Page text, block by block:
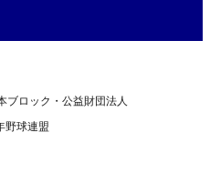
ロック・公益財団法人
野球連盟